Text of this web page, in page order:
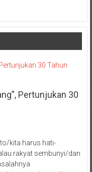
Pertunjukan 30
kita harus hati-
rakyat sembunyi/dan